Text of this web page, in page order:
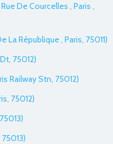
De Courcelles , Paris ,
La République , Paris, 75011)
75012)
Railway Stn, 75012)
75012)